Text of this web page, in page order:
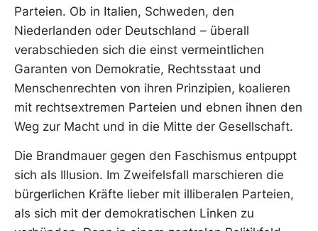
Parteien. Ob in Italien, Schweden, den
Niederlanden oder Deutschland – überall
verabschieden sich die einst vermeintlichen
Garanten von Demokratie, Rechtsstaat und
Menschenrechten von ihren Prinzipien, koalieren
mit rechtsextremen Parteien und ebnen ihnen den
Weg zur Macht und in die Mitte der Gesellschaft.
Die Brandmauer gegen den Faschismus entpuppt
sich als Illusion. Im Zweifelsfall marschieren die
bürgerlichen Kräfte lieber mit illiberalen Parteien,
als sich mit der demokratischen Linken zu